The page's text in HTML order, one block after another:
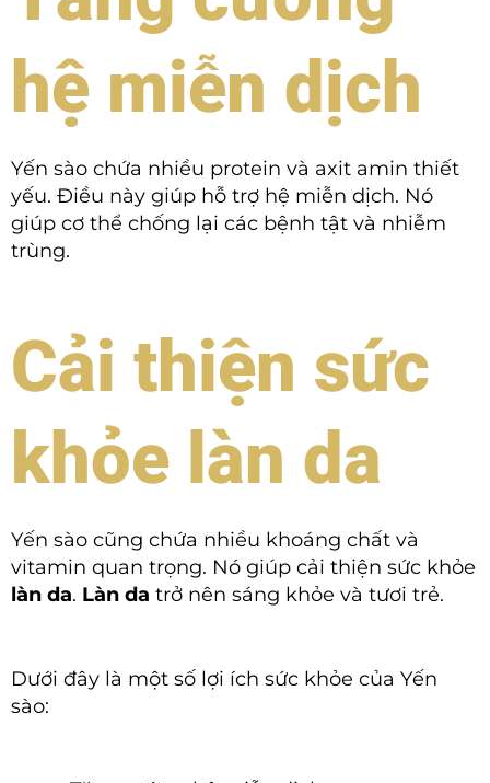
hệ miễn dịch
Yến sào chứa nhiều protein và axit amin thiết
yếu. Điều này giúp hỗ trợ hệ miễn dịch. Nó
giúp cơ thể chống lại các bệnh tật và nhiễm
trùng.
Cải thiện sức
khỏe làn da
Yến sào cũng chứa nhiều khoáng chất và
vitamin quan trọng. Nó giúp cải thiện sức khỏe
làn da. Làn da trở nên sáng khỏe và tươi trẻ.
Dưới đây là một số lợi ích sức khỏe của Yến
sào: